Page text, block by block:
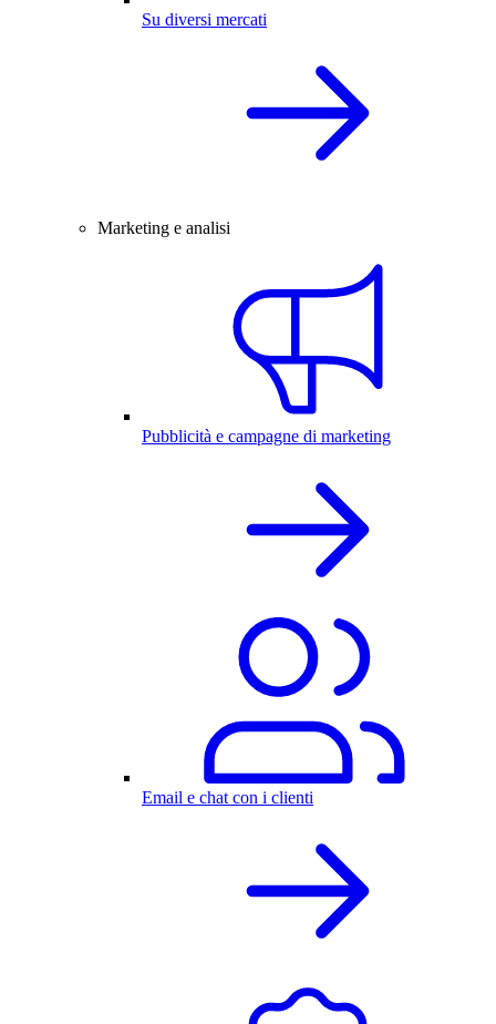
Su diversi mercati
Marketing e analisi
Pubblicità e campagne di marketing
Email e chat con i clienti